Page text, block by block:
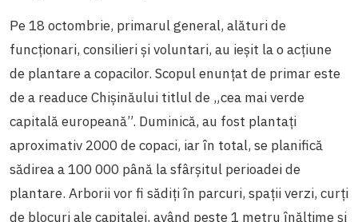
Pe 18 octombrie, primarul general, alături de
funcționari, consilieri și voluntari, au ieșit la o acțiune
de plantare a copacilor. Scopul enunțat de primar este
de a readuce Chișinăului titlul de „cea mai verde
capitală europeană”. Duminică, au fost plantați
aproximativ 2000 de copaci, iar în total, se planifică
sădirea a 100 000 până la sfârșitul perioadei de
plantare. Arborii vor fi sădiți în parcuri, spații verzi, curți
de blocuri ale capitalei, având peste 1 metru înălțime și